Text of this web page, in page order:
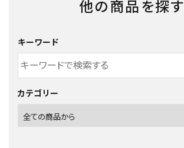
他の商品を探す
キーワード
カテゴリー